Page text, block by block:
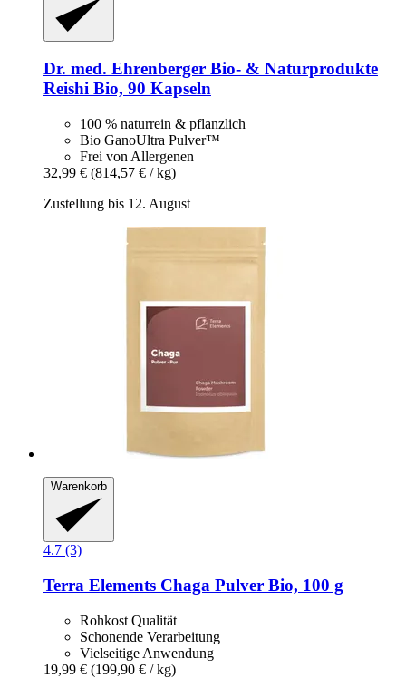
Dr. med. Ehrenberger Bio- & Naturprodukte
Reishi Bio, 90 Kapseln
100 % naturrein & pflanzlich
Bio GanoUltra Pulver™
Frei von Allergenen
32,99 € (814,57 € / kg)
Zustellung bis 12. August
Warenkorb
4.7 (3)
Terra Elements Chaga Pulver Bio, 100 g
Rohkost Qualität
Schonende Verarbeitung
Vielseitige Anwendung
19,99 € (199,90 € / kg)